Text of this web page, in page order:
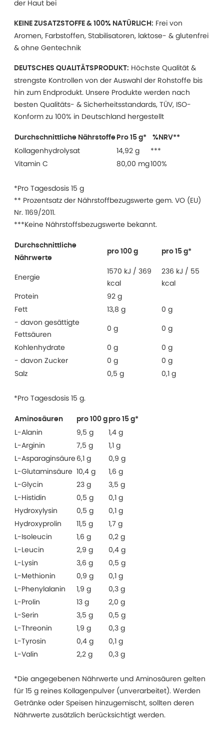
der Haut bei
KEINE ZUSATZSTOFFE & 100% NATÜRLICH: Frei von
Aromen, Farbstoffen, Stabilisatoren, laktose- & glutenfrei
& ohne Gentechnik
DEUTSCHES QUALITÄTSPRODUKT: Höchste Qualität &
strengste Kontrollen von der Auswahl der Rohstoffe bis
hin zum Endprodukt. Unsere Produkte werden nach
besten Qualitäts- & Sicherheitsstandards, TÜV, ISO-
Konform zu 100% in Deutschland hergestellt
Durchschnittliche Nährstoffe Pro 15 g* %NRV**
Kollagenhydrolysat 14,92 g
***
Vitamin C
80,00 mg100%
*Pro Tagesdosis 15 g
** Prozentsatz der Nährstoffbezugswerte gem. VO (EU)
Nr. 1169/2011.
***Keine Nährstoffsbezugswerte bekannt.
Durchschnittliche
Nährwerte
pro 100 g pro 15 g*
Energie
1570 kJ / 369
kcal
236 kJ / 55
kcal
Protein
92 g
Fett
13,8 g
0 g
- davon gesättigte
Fettsäuren
0 g
0 g
Kohlenhydrate
0 g
0 g
- davon Zucker
0 g
0 g
Salz
0,5 g 0,1 g
*Pro Tagesdosis 15 g.
Aminosäuren pro 100 g pro 15 g*
L-Alanin 9,5 g
1,4 g
L-Arginin
7,5 g
1,1 g
L-Asparaginsäure 6,1 g
0,9 g
L-Glutaminsäure 10,4 g
1,6 g
L-Glycin
23 g
3,5 g
L-Histidin
0,5 g
0,1 g
Hydroxylysin
0,5 g
0,1 g
Hydroxyprolin
11,5 g
1,7 g
L-Isoleucin
1,6 g
0,2 g
L-Leucin
2,9 g
0,4 g
L-Lysin
3,6 g
0,5 g
L-Methionin
0,9 g
0,1 g
L-Phenylalanin
1,9 g
0,3 g
L-Prolin
13 g
2,0 g
L-Serin
3,5 g
0,5 g
L-Threonin
1,9 g
0,3 g
L-Tyrosin
0,4 g
0,1 g
L-Valin
2,2 g 0,3 g
*Die angegebenen Nährwerte und Aminosäuren gelten
für 15 g reines Kollagenpulver (unverarbeitet). Werden
Getränke oder Speisen hinzugemischt, sollten deren
Nährwerte zusätzlich berücksichtigt werden.